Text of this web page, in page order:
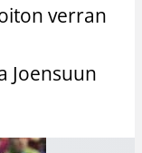
verran
Joensuun